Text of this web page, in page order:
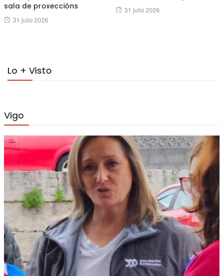
sala de proxeccións
Posted
31 julio 2026
Posted
31 julio 2026
Lo + Visto
Vigo